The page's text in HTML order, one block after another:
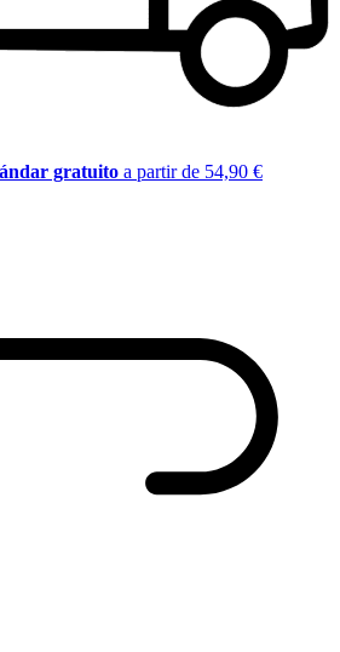
gratuito a partir de 54,90 €